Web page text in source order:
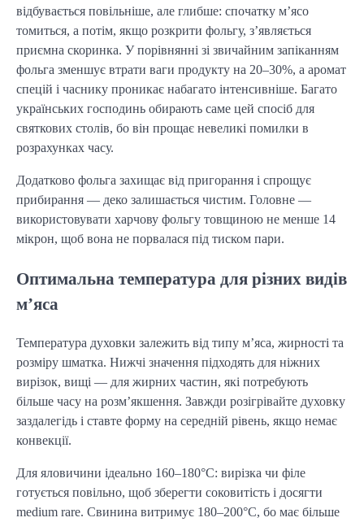
відбувається повільніше, але глибше: спочатку м’ясо
томиться, а потім, якщо розкрити фольгу, з’являється
приємна скоринка. У порівнянні зі звичайним запіканням
фольга зменшує втрати ваги продукту на 20–30%, а аромат
спецій і часнику проникає набагато інтенсивніше. Багато
українських господинь обирають саме цей спосіб для
святкових столів, бо він прощає невеликі помилки в
розрахунках часу.
Додатково фольга захищає від пригорання і спрощує
прибирання — деко залишається чистим. Головне —
використовувати харчову фольгу товщиною не менше 14
мікрон, щоб вона не порвалася під тиском пари.
Оптимальна температура для різних видів
м’яса
Температура духовки залежить від типу м’яса, жирності та
розміру шматка. Нижчі значення підходять для ніжних
вирізок, вищі — для жирних частин, які потребують
більше часу на розм’якшення. Завжди розігрівайте духовку
заздалегідь і ставте форму на середній рівень, якщо немає
конвекції.
Для яловичини ідеально 160–180°C: вирізка чи філе
готується повільно, щоб зберегти соковитість і досягти
medium rare. Свинина витримує 180–200°C, бо має більше